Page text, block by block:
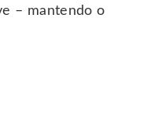
– mantendo o